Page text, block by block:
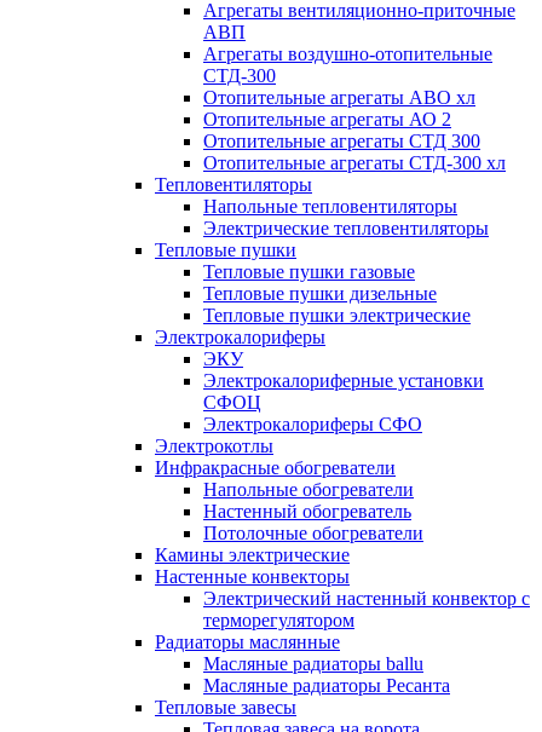
Агрегаты вентиляционно-приточные
АВП
Агрегаты воздушно-отопительные
СТД-300
Отопительные агрегаты АВО хл
Отопительные агрегаты АО 2
Отопительные агрегаты СТД 300
Отопительные агрегаты СТД-300 хл
Тепловентиляторы
Напольные тепловентиляторы
Электрические тепловентиляторы
Тепловые пушки
Тепловые пушки газовые
Тепловые пушки дизельные
Тепловые пушки электрические
Электрокалориферы
ЭКУ
Электрокалориферные установки
СФОЦ
Электрокалориферы СФО
Электрокотлы
Инфракрасные обогреватели
Напольные обогреватели
Настенный обогреватель
Потолочные обогреватели
Камины электрические
Настенные конвекторы
Электрический настенный конвектор с
терморегулятором
Радиаторы маслянные
Масляные радиаторы ballu
Масляные радиаторы Ресанта
Тепловые завесы